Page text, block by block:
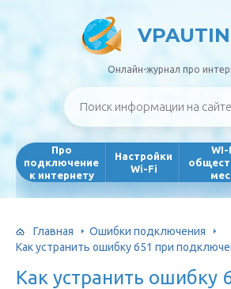
Онлайн-журнал про
Про
подключение
к интернету
Настройки
Wi-Fi
WI-
Главная
Ошибки подключения
Как устранить ошибку 651 при
Как устранить ошибку